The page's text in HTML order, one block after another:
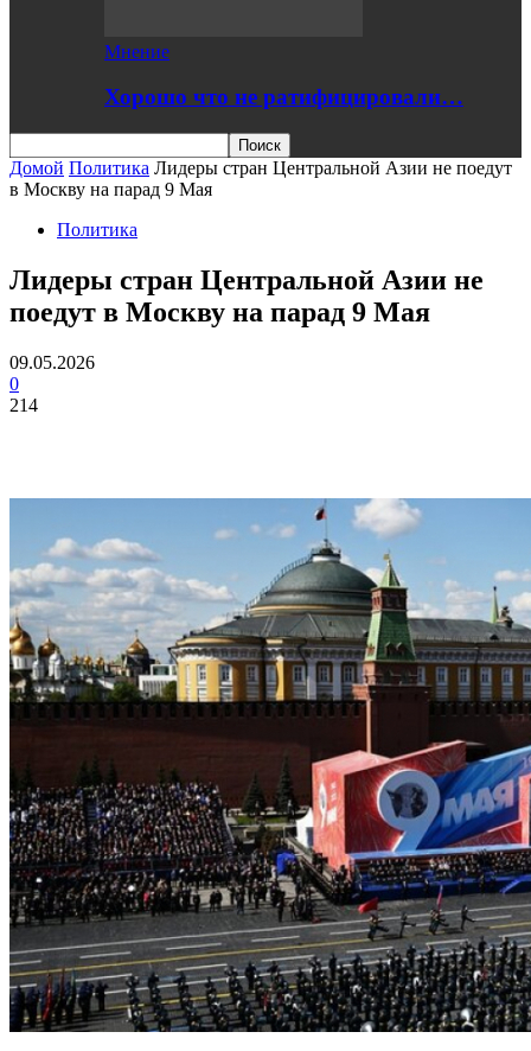
Мнение
Хорошо что не ратифицировали…
Домой Политика Лидеры стран Центральной Азии не поедут
в Москву на парад 9 Мая
Политика
Лидеры стран Центральной Азии не
поедут в Москву на парад 9 Мая
09.05.2026
0
214